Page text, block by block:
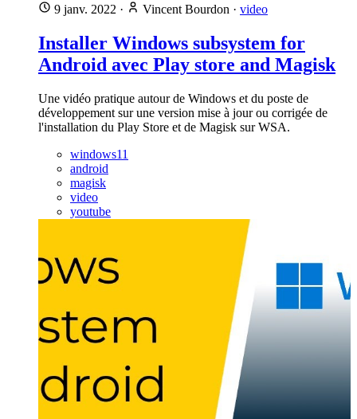
9 janv. 2022 · Vincent Bourdon · video
Installer Windows subsystem for
Android avec Play store and Magisk
Une vidéo pratique autour de Windows et du poste de
développement sur une version mise à jour ou corrigée de
l'installation du Play Store et de Magisk sur WSA.
windows11
android
magisk
video
youtube